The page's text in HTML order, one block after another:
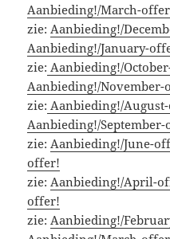
Aanbieding!/March-
zie:Aanbieding!/
Aanbieding!/January-
zie: Aanbieding!/
Aanbieding!/November-
zie: Aanbieding!/
Aanbieding!/
zie:Aanbieding!/June-
offer!
zie:Aanbieding!/April-
offer!
zie:Aanbieding!/